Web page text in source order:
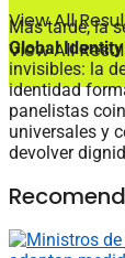
View All
View All
Más tarde, la
Global Identity
invisibles: la
identidad
panelistas
universales y
devolver